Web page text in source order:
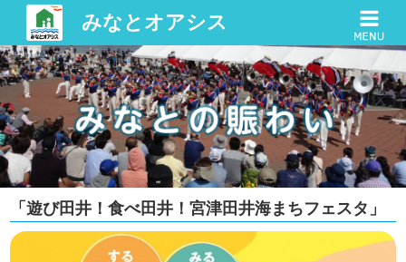
みなとオアシス
「遊び田井！食べ田井！宮津田井海まちフェスタ」